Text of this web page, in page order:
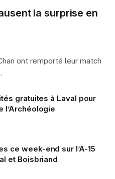
la surprise en
ont remporté leur match
gratuites à Laval pour
l’Archéologie
ce week-end sur l’A-15
et Boisbriand